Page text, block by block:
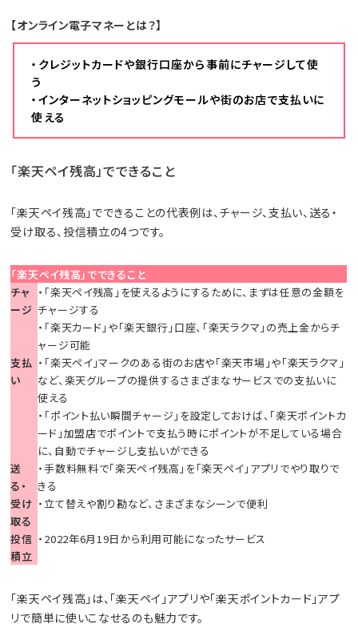
【オンライン電子マネーとは？】
・クレジットカードや銀行口座から事前にチャージして使
う
・インターネットショッピングモールや街のお店で支払いに
使える
「楽天ペイ残高」でできること
「楽天ペイ残高」でできることの代表例は、チャージ、支払い、送る・
受け取る、投信積立の4つです。
「楽天ペイ残高」でできること
チャ
ージ
・「楽天ペイ残高」を使えるようにするために、まずは任意の金額を
チャージする
・「楽天カード」や「楽天銀行」口座、「楽天ラクマ」の売上金からチ
ャージ可能
支払
い
・「楽天ペイ」マークのある街のお店や「楽天市場」や「楽天ラクマ」
など、楽天グループの提供するさまざまなサービスでの支払いに
使える
・「ポイント払い瞬間チャージ」を設定しておけば、「楽天ポイントカ
ード」加盟店でポイントで支払う時にポイントが不足している場合
に、自動でチャージし支払いができる
送
る・
受け
取る
・手数料無料で「楽天ペイ残高」を「楽天ペイ」アプリでやり取りで
きる
・立て替えや割り勘など、さまざまなシーンで便利
投信
積立
・2022年6月19日から利用可能になったサービス
「楽天ペイ残高」は、「楽天ペイ」アプリや「楽天ポイントカード」アプ
リで簡単に使いこなせるのも魅力です。